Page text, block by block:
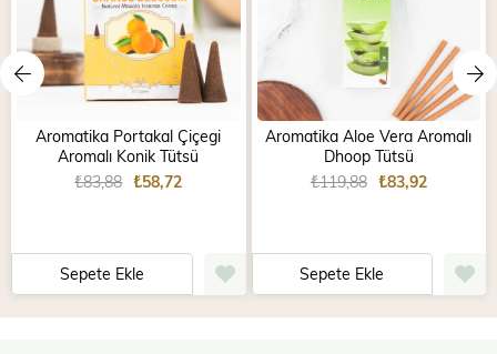
Aromatika Portakal Çiçegi
Aromalı Konik Tütsü
₺58,72
₺83,88
Sepete Ekle
Aromatika Aloe Vera Aromalı
Dhoop Tütsü
₺83,92
₺119,88
Sepete Ekle